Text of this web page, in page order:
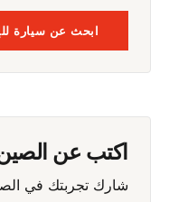
ابحث عن سيارة
اكتب عن
شارك تجربتك في